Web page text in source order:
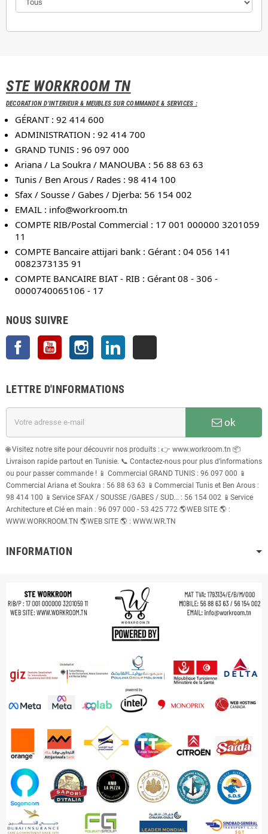
STE WORKROOM TN
DECORATION D'INTERIEUR & MEUBLES SUR COMMANDE & SERVICES :
GÉRANT : 92 414 600
ADMINISTRATION : 92 414 700
GRAND TUNIS : 96 097 000
Ariana / La Soukra / MANOUBA : 56 88 63 63
Tunis / Ben Arous / Rades : 98 414 100
Sfax / Sousse / Gabes / Djerba: 56 154 002
EMAIL : info@workroom.tn
COMPTE RIB/Postal Commercial : 17 001 000000 3201059
11
COMPTE Bancaire attijari bank : Gérant : 04 056 141
0082373135 91
COMPTE BANCAIRE BIAT - RIB : Gérant 08 - 306 -
0000740065106 - 17
NOUS SUIVRE
Facebook YouTube Instagram
LETTRE D'INFORMATIONS
ok
🌐 Visitez notre site pour découvrir nos produits : 👉 www.workroom.tn 📦
Livraison rapide partout en Tunisie. 📞 Contactez-nous pour plus d’informations
ou pour passer commande ! 📱 Commercial GRAND TUNIS : 96 097 000 📱
Commercial Ariana et Soukra : 56 88 63 63 📱Commercial Tunis et Ben Arous :
98 414 100 📱Service SFAX / SOUSSE /GABES / SUD... : 56 154 002 📱Service
Architecture et Clé en main : 96 097 000 - 53 425 772 🌎WEB SITE 🌎 :
WWW.WORKROOM.TN 🌎WEB SITE 🌎 : WWW.WR.TN
INFORMATION